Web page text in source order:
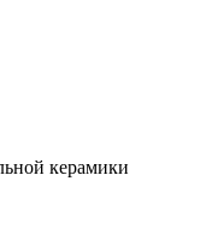
керамики